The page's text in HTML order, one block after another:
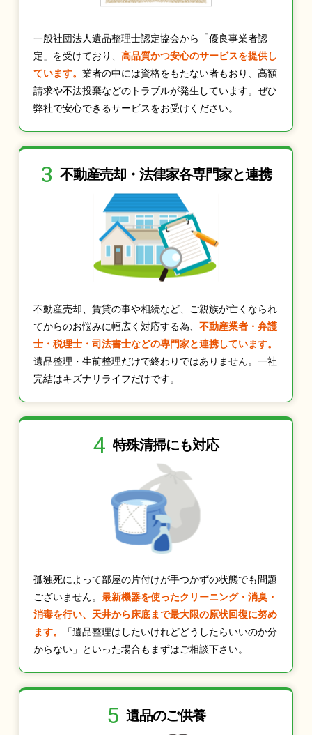
一般社団法人遺品整理士認定協会から「優良事業者認
定」を受けており、 高品質かつ安心のサービスを提供し
ています。 業者の中には資格をもたない者もおり、高額
請求や不法投棄などのトラブルが発生しています。ぜひ
弊社で安心できるサービスをお受けください。
3 不動産売却・法律家各専門家と連携
不動産売却、賃貸の事や相続など、ご親族が亡くなられ
てからのお悩みに幅広く対応する為、 不動産業者・弁護
士・税理士・司法書士などの専門家と連携しています。
遺品整理・生前整理だけで終わりではありません。一社
完結はキズナリライフだけです。
4 特殊清掃にも対応
孤独死によって部屋の片付けが手つかずの状態でも問題
ございません。 最新機器を使ったクリーニング・消臭・
消毒を行い、天井から床底まで最大限の原状回復に努め
ます。
「遺品整理はしたいけれどどうしたらいいのか分
からない」といった場合もまずはご相談下さい。
5 遺品のご供養